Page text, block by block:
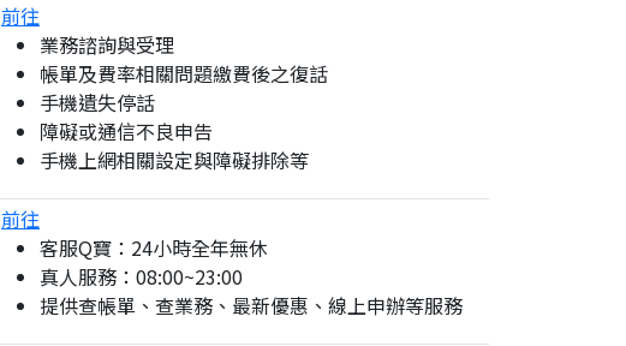
前往
業務諮詢與受理
帳單及費率相關問題繳費後之復話
手機遺失停話
障礙或通信不良申告
手機上網相關設定與障礙排除等
前往
客服Q寶：24小時全年無休
真人服務：08:00~23:00
提供查帳單、查業務、最新優惠、線上申辦等服務